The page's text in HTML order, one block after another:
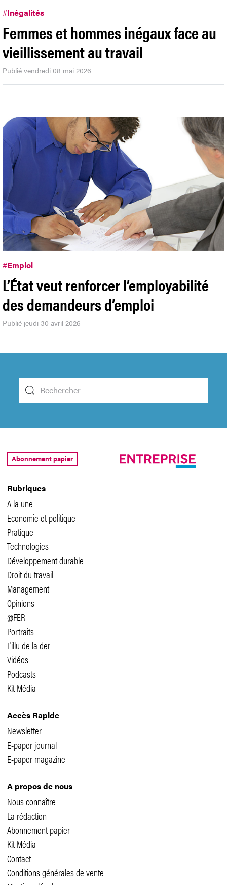
#Inégalités
Femmes et hommes inégaux face au
vieillissement au travail
Publié vendredi 08 mai 2026
#Emploi
L’État veut renforcer l’employabilité
des demandeurs d’emploi
Publié jeudi 30 avril 2026
Rubriques
A la une
Economie et politique
Pratique
Technologies
Développement durable
Droit du travail
Management
Opinions
@FER
Portraits
L'illu de la der
Vidéos
Podcasts
Kit Média
Accès Rapide
Newsletter
E-paper journal
E-paper magazine
A propos de nous
Nous connaître
La rédaction
Abonnement papier
Kit Média
Contact
Conditions générales de vente
Abonnement papier